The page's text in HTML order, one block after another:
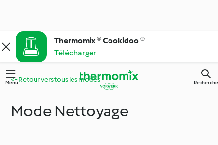
Thermomix ® Cookidoo ®
Télécharger
Menu Recherche
<- Retour vers tous les modes
Mode Nettoyage